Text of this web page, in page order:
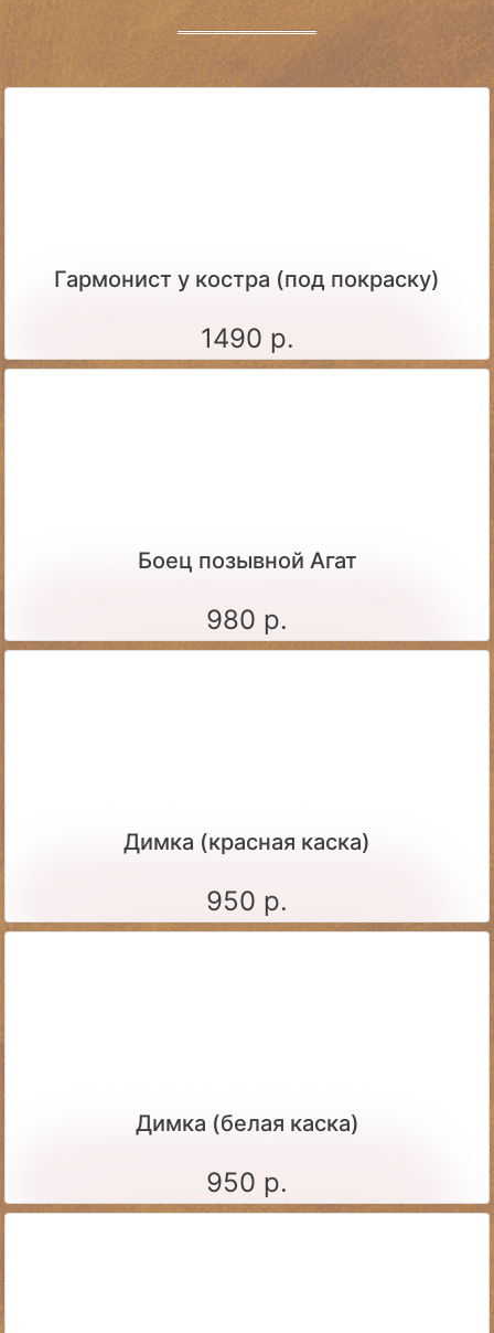
Гармонист у костра (под покраску)
1490 р.
Боец позывной Агат
980 р.
Димка (красная каска)
950 р.
Димка (белая каска)
950 р.